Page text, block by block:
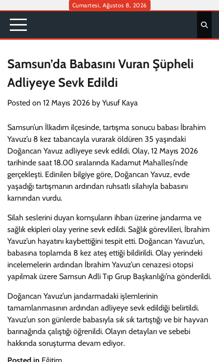
content
Cumartesi, Ağustos 8, 2026
Samsun’da Babasını Vuran Şüpheli
Adliyeye Sevk Edildi
Posted on 12 Mayıs 2026 by Yusuf Kaya
Samsun’un İlkadım ilçesinde, tartışma sonucu babası İbrahim
Yavuz’u 8 kez tabancayla vurarak öldüren 35 yaşındaki
Doğancan Yavuz adliyeye sevk edildi. Olay, 12 Mayıs 2026
tarihinde saat 18.00 sıralarında Kadamut Mahallesi’nde
gerçekleşti. Edinilen bilgiye göre, Doğancan Yavuz, evde
yaşadığı tartışmanın ardından ruhsatlı silahıyla babasını
karnından vurdu.
Silah seslerini duyan komşuların ihbarı üzerine jandarma ve
sağlık ekipleri olay yerine sevk edildi. Sağlık görevlileri, İbrahim
Yavuz’un hayatını kaybettiğini tespit etti. Doğancan Yavuz’un,
babasına toplamda 8 kez ateş ettiği bildirildi. Olay yerindeki
incelemelerin ardından İbrahim Yavuz’un cenazesi otopsi
yapılmak üzere Samsun Adli Tıp Grup Başkanlığı’na gönderildi.
Doğancan Yavuz’un jandarmadaki işlemlerinin
tamamlanmasının ardından adliyeye sevk edildiği belirtildi.
Yavuz’un son günlerde babasıyla sık sık tartıştığı ve bir hayvan
barınağında çalıştığı öğrenildi. Olayın detayları ve sebebi
hakkında soruşturma devam ediyor.
Posted in Eğitim